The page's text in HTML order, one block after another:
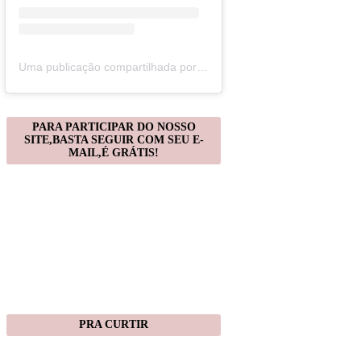
Uma publicação compartilhada por Christiane Gonçalves (@artecomquiane)
PARA PARTICIPAR DO NOSSO
SITE,BASTA SEGUIR COM SEU E-
MAIL,É GRÁTIS!
PRA CURTIR